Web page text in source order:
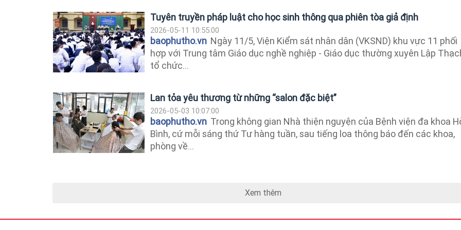
Tuyên truyền pháp luật cho học sinh thông qua phiên tòa giả định
2026-05-11 10:55:00
baophutho.vn Ngày 11/5, Viện Kiểm sát nhân dân (VKSND) khu vực 11 phối
hợp với Trung tâm Giáo dục nghề nghiệp - Giáo dục thường xuyên Lập
tổ chức...
Lan tỏa yêu thương từ những “salon đặc biệt”
2026-05-03 10:07:00
baophutho.vn Trong không gian Nhà thiện nguyện của Bệnh viện đa khoa
Bình, cứ mỗi sáng thứ Tư hàng tuần, sau tiếng loa thông báo đến các khoa,
phòng về...
Xem thêm